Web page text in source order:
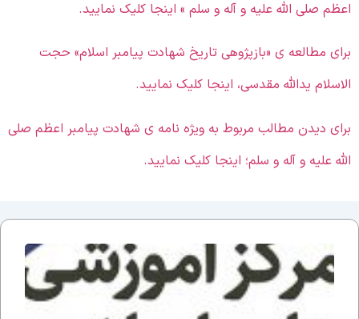
صلی الله علیه و آله و سلم » اینجا کلیک نمایید.
مطالعه ی «بازپژوهی تاریخ شهادت پیامبر اسلام» حجت
یدالله مقدسی، اینجا کلیک نمایید.
دیدن مطالب مربوط به ویژه نامه ی شهادت پیامبر اعظم صلی
علیه و آله و سلم؛ اینجا کلیک نمایید.
مرکز